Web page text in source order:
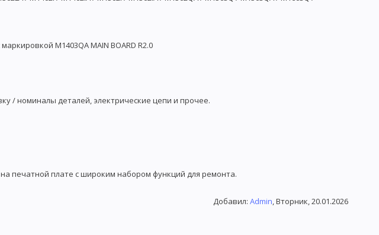
M1403QA MAIN BOARD R2.0
/ номиналы деталей, электрические цепи и прочее.
печатной плате с широким набором функций для ремонта.
Добавил: Admin, Вторник, 20.01.2026